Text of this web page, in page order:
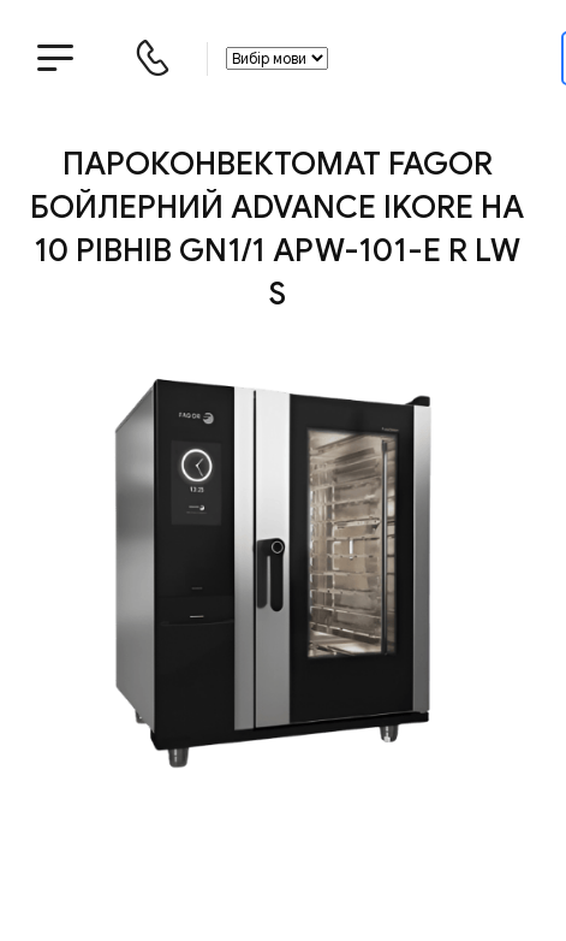
ПАРОКОНВЕКТОМАТ FAGOR
БОЙЛЕРНИЙ ADVANCE IKORE НА
10 РІВНІВ GN1/1 APW-101-E R LW
S